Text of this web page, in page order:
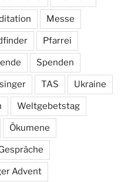
Messe
Pfarrei
Spenden
TAS Ukraine
Weltgebetstag
Ökumene
Advent